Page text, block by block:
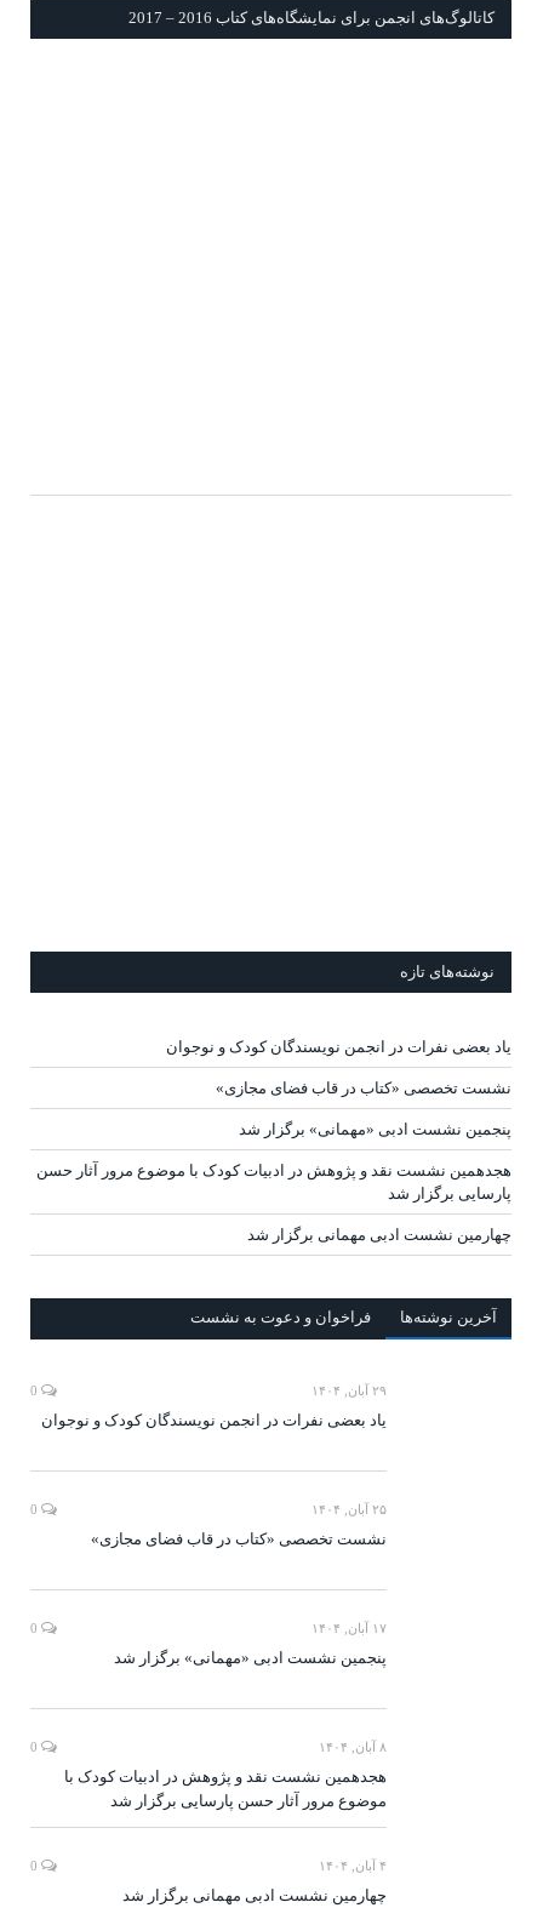
كاتالوگ‌های انجمن برای نمايشگاه‌های كتاب 2016 – 2017
نوشته‌های تازه
یاد بعضی نفرات در انجمن نویسندگان کودک و نوجوان
نشست تخصصی «کتاب در قاب فضای مجازی»
پنجمین نشست ادبی «مهمانی» برگزار شد
هجدهمین نشست نقد و پژوهش در ادبیات کودک با موضوع مرور آثار حسن
پارسایی برگزار شد
چهارمین نشست ادبی مهمانی برگزار شد
آخرين‌ نوشته‌ها فراخوان و دعوت به نشست
۲۹ آبان, ۱۴۰۴
یاد بعضی نفرات در انجمن نویسندگان کودک و نوجوان
۲۵ آبان, ۱۴۰۴
نشست تخصصی «کتاب در قاب فضای مجازی»
۱۷ آبان, ۱۴۰۴
پنجمین نشست ادبی «مهمانی» برگزار شد
۸ آبان, ۱۴۰۴
هجدهمین نشست نقد و پژوهش در ادبیات کودک با
موضوع مرور آثار حسن پارسایی برگزار شد
۴ آبان, ۱۴۰۴
چهارمین نشست ادبی مهمانی برگزار شد